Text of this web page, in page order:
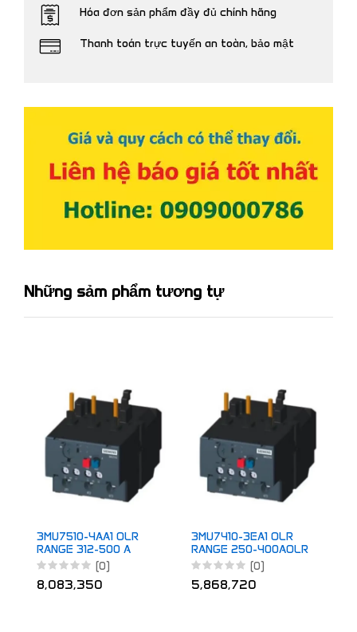
Hóa đơn sản phẩm đầy đủ chính hãng
Thanh toán trực tuyến an toàn, bảo mật
Những sảm phẩm tương tự
3MU7510-4AA1 OLR
RANGE 312-500 A
(0)
8,083,350
3MU7410-3EA1 OLR
RANGE 250-400AOLR
RANGE 250-400A
(0)
5,868,720